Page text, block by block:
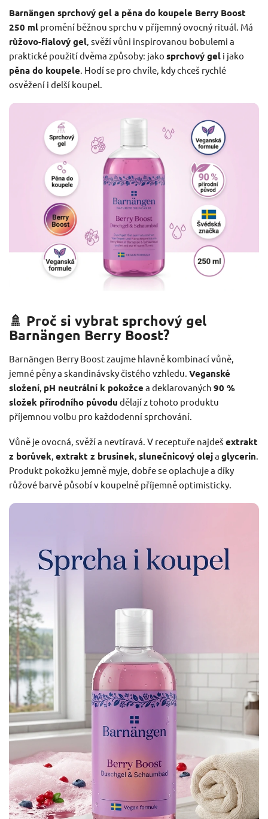
Barnängen sprchový gel a pěna do koupele Berry Boost
250 ml promění běžnou sprchu v příjemný ovocný rituál. Má
růžovo-fialový gel, svěží vůni inspirovanou bobulemi a
praktické použití dvěma způsoby: jako sprchový gel i jako
pěna do koupele. Hodí se pro chvíle, kdy chceš rychlé
osvěžení i delší koupel.
🚿 Proč si vybrat sprchový gel
Barnängen Berry Boost?
Barnängen Berry Boost zaujme hlavně kombinací vůně,
jemné pěny a skandinávsky čistého vzhledu. Veganské
složení, pH neutrální k pokožce a deklarovaných 90 %
složek přírodního původu dělají z tohoto produktu
příjemnou volbu pro každodenní sprchování.
Vůně je ovocná, svěží a nevtíravá. V receptuře najdeš extrakt
z borůvek, extrakt z brusinek, slunečnicový oleja glycerin.
Produkt pokožku jemně myje, dobře se oplachuje a díky
růžové barvě působí v koupelně příjemně optimisticky.